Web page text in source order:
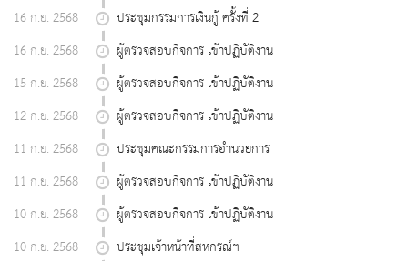
16 ก.ย. 2568
ประชุมกรรมการเงินกู้ ครั้งที่ 2
16 ก.ย. 2568
ผู้ตรวจสอบกิจการ เข้าปฏิบัติงาน
15 ก.ย. 2568
ผู้ตรวจสอบกิจการ เข้าปฏิบัติงาน
12 ก.ย. 2568
ผู้ตรวจสอบกิจการ เข้าปฏิบัติงาน
11 ก.ย. 2568
ประชุมคณะกรรมการอำนวยการ
11 ก.ย. 2568
ผู้ตรวจสอบกิจการ เข้าปฏิบัติงาน
10 ก.ย. 2568
ผู้ตรวจสอบกิจการ เข้าปฏิบัติงาน
10 ก.ย. 2568
ประชุมเจ้าหน้าที่สหกรณ์ฯ